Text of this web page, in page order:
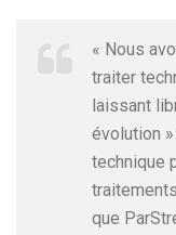
« Nous
traiter
laissant
évolution
technique
que